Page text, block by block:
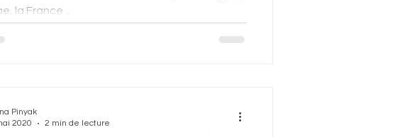
la France ...
Pinyak
2020
2 min de lecture